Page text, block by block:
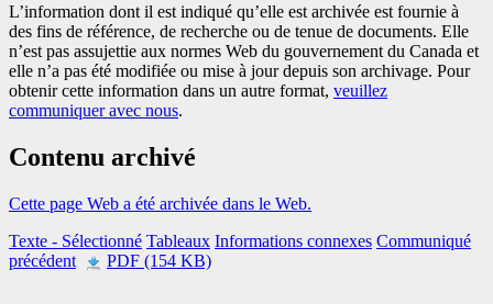
L’information dont il est indiqué qu’elle est archivée est fournie à
des fins de référence, de recherche ou de tenue de documents. Elle
n’est pas assujettie aux normes Web du gouvernement du Canada et
elle n’a pas été modifiée ou mise à jour depuis son archivage. Pour
obtenir cette information dans un autre format, veuillez
communiquer avec nous.
Contenu archivé
Cette page Web a été archivée dans le Web.
Texte - Sélectionné Tableaux Informations connexes Communiqué
précédent
PDF (154 KB)